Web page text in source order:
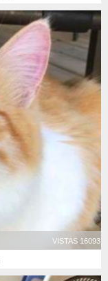
16093 VISTAS